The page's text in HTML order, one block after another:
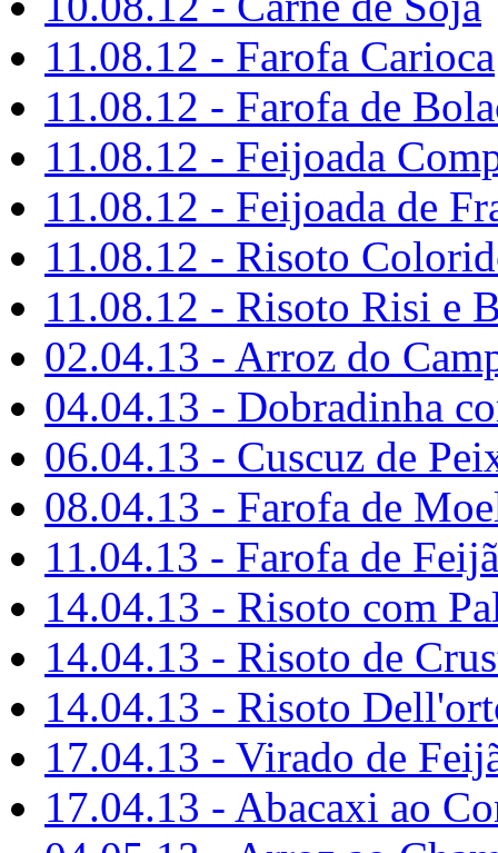
11.08.12 - Farofa Carioca
11.08.12 - Farofa de
11.08.12 - Feijoada
11.08.12 - Feijoada de
11.08.12 - Risoto
11.08.12 - Risoto Risi e
02.04.13 - Arroz do
04.04.13 - Dobradinha
06.04.13 - Cuscuz de
08.04.13 - Farofa de
11.04.13 - Farofa de
14.04.13 - Risoto com
14.04.13 - Risoto de
14.04.13 - Risoto
17.04.13 - Virado de
17.04.13 - Abacaxi ao